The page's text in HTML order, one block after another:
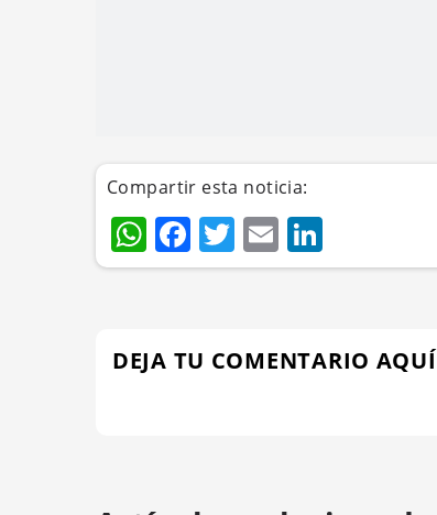
Compartir esta noticia:
WhatsApp
Facebook
Twitter
Email
DEJA TU COMENTARIO AQUÍ